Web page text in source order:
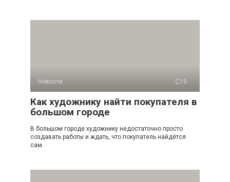
Новости 0
Как художнику найти покупателя в
большом городе
В большом городе художнику недостаточно просто
создавать работы и ждать, что покупатель найдётся
сам.